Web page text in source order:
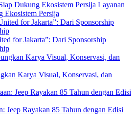
Layanan
Ekosistem Persija
for Jakarta”: Dari Sponsorship
Karya Visual, Konservasi, dan
Jeep Rayakan 85 Tahun dengan Edisi